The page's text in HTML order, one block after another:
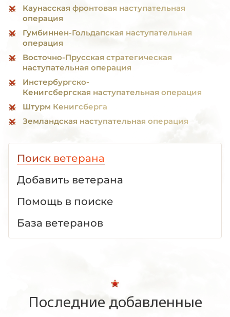
Каунасская фронтовая наступательная
операция
Гумбиннен-Гольдапская наступательная
операция
Восточно-Прусская стратегическая
наступательная операция
Инстербургско-
Кенигсбергская наступательная операция
Штурм Кенигсберга
Земландская наступательная операция
Поиск ветерана
Добавить ветерана
Помощь в поиске
База ветеранов
Последние добавленные